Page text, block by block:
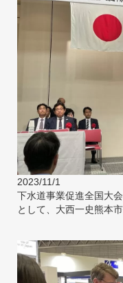
2023/11/1
下水道事業促進全国大
として、大西一史熊本